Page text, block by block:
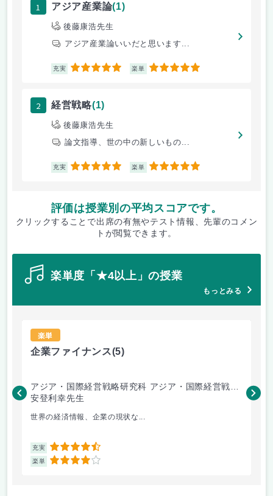
1 アジア産業論(1)
後藤康浩先生
アジア産業論いいだと思います...
充実 5 楽単 5
2 経営戦略(1)
後藤康浩先生
論文指導、世の中の新しいもの...
充実 5 楽単 5
評価は授業別の平均スコアです。
クリックすることで出席の有無やテスト情報、先輩のコメン
トが閲覧できます。
楽単度「★4以上」の授業
もっとみる
楽単
企業ファイナンス(5)
アジア・国際経営戦略研究科 アジア・国際経営戦略
専攻
安登利幸先生
世界の経済情報、企業の現状な...
充実 4.5
楽単 4
専
三